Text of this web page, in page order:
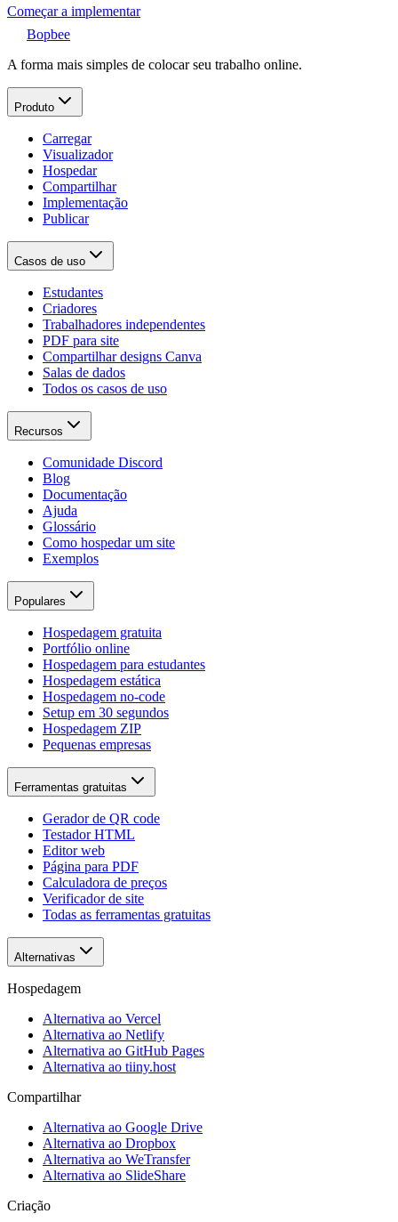
Começar a implementar
Bopbee
A forma mais simples de colocar seu trabalho online.
Produto
Carregar
Visualizador
Hospedar
Compartilhar
Implementação
Publicar
Casos de uso
Estudantes
Criadores
Trabalhadores independentes
PDF para site
Compartilhar designs Canva
Salas de dados
Todos os casos de uso
Recursos
Comunidade Discord
Blog
Documentação
Ajuda
Glossário
Como hospedar um site
Exemplos
Populares
Hospedagem gratuita
Portfólio online
Hospedagem para estudantes
Hospedagem estática
Hospedagem no-code
Setup em 30 segundos
Hospedagem ZIP
Pequenas empresas
Ferramentas gratuitas
Gerador de QR code
Testador HTML
Editor web
Página para PDF
Calculadora de preços
Verificador de site
Todas as ferramentas gratuitas
Alternativas
Hospedagem
Alternativa ao Vercel
Alternativa ao Netlify
Alternativa ao GitHub Pages
Alternativa ao tiiny.host
Compartilhar
Alternativa ao Google Drive
Alternativa ao Dropbox
Alternativa ao WeTransfer
Alternativa ao SlideShare
Criação